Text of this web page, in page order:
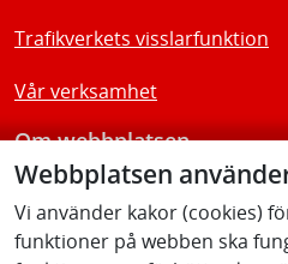
Webbplatsen
Vi använder kakor (cookies)
funktioner på webben ska
Trafikverkets visslarfunktion
Vår verksamhet
Om webbplatsen
Tillgänglighetsredogörelse
Följ oss